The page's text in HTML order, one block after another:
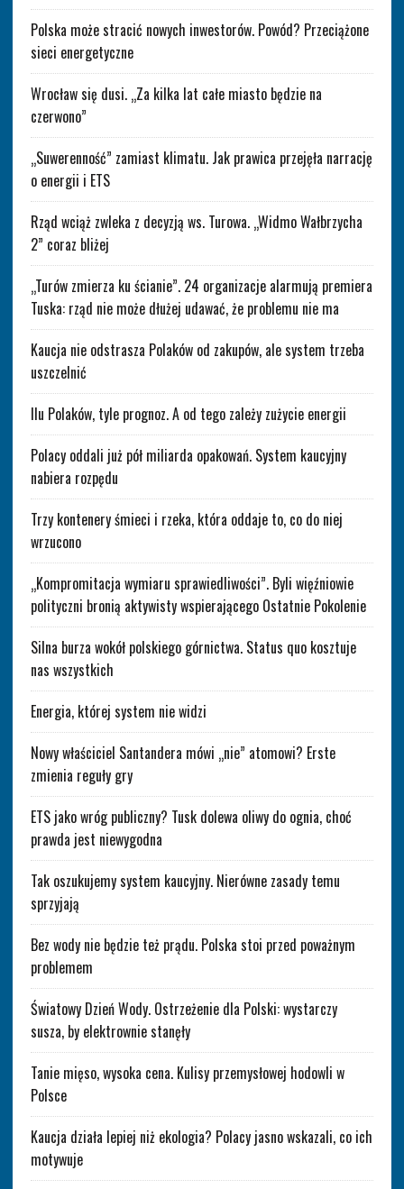
Polska może stracić nowych inwestorów. Powód? Przeciążone
sieci energetyczne
Wrocław się dusi. „Za kilka lat całe miasto będzie na
czerwono”
„Suwerenność” zamiast klimatu. Jak prawica przejęła narrację
o energii i ETS
Rząd wciąż zwleka z decyzją ws. Turowa. „Widmo Wałbrzycha
2” coraz bliżej
„Turów zmierza ku ścianie”. 24 organizacje alarmują premiera
Tuska: rząd nie może dłużej udawać, że problemu nie ma
Kaucja nie odstrasza Polaków od zakupów, ale system trzeba
uszczelnić
Ilu Polaków, tyle prognoz. A od tego zależy zużycie energii
Polacy oddali już pół miliarda opakowań. System kaucyjny
nabiera rozpędu
Trzy kontenery śmieci i rzeka, która oddaje to, co do niej
wrzucono
„Kompromitacja wymiaru sprawiedliwości”. Byli więźniowie
polityczni bronią aktywisty wspierającego Ostatnie Pokolenie
Silna burza wokół polskiego górnictwa. Status quo kosztuje
nas wszystkich
Energia, której system nie widzi
Nowy właściciel Santandera mówi „nie” atomowi? Erste
zmienia reguły gry
ETS jako wróg publiczny? Tusk dolewa oliwy do ognia, choć
prawda jest niewygodna
Tak oszukujemy system kaucyjny. Nierówne zasady temu
sprzyjają
Bez wody nie będzie też prądu. Polska stoi przed poważnym
problemem
Światowy Dzień Wody. Ostrzeżenie dla Polski: wystarczy
susza, by elektrownie stanęły
Tanie mięso, wysoka cena. Kulisy przemysłowej hodowli w
Polsce
Kaucja działa lepiej niż ekologia? Polacy jasno wskazali, co ich
motywuje